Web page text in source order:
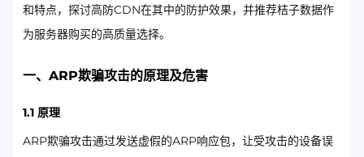
和特点，探讨高防CDN在其中的防护效果，并推荐桔子数据作
为服务器购买的高质量选择。
一、ARP欺骗攻击的原理及危害
1.1 原理
ARP欺骗攻击通过发送虚假的ARP响应包，让受攻击的设备误